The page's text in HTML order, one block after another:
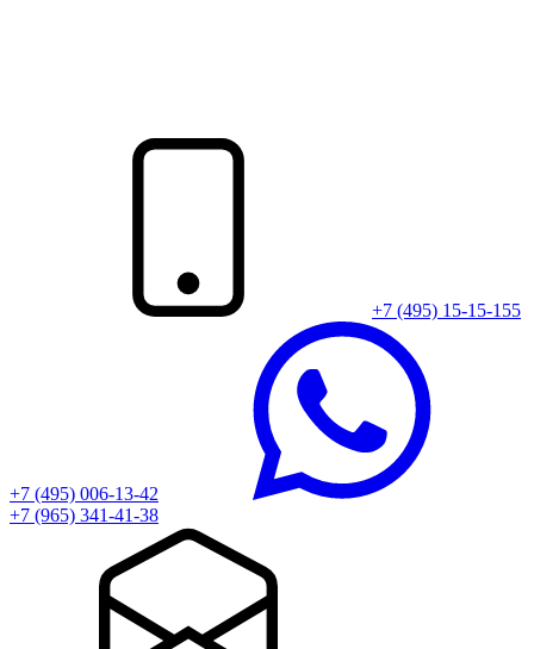
+7 (495) 15-15-155
+7 (495) 006-13-42
+7 (965) 341-41-38